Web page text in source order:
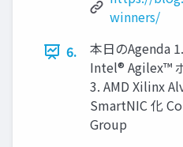
winners/
6.
本日のAgenda
Intel® Agilex™
3. AMD Xilinx
SmartNIC 化
Group